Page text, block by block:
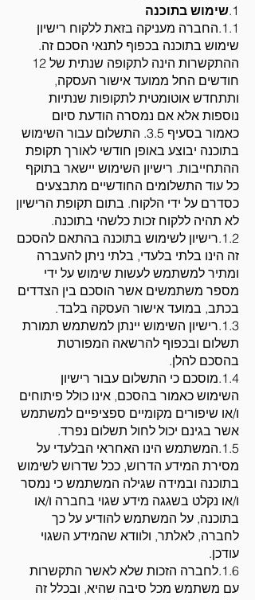
1. שימוש בתוכנה
1.1.החברה מעניקה בזאת ללקוח רישיון
שימוש בתוכנה בכפוף לתנאי הסכם זה.
ההתקשרות הינה לתקופה שנתית של 12
חודשים החל ממועד אישור העסקה,
ותתחדש אוטומטית לתקופות שנתיות
נוספות אלא אם נמסרה הודעת סיום
כאמור בסעיף 3.5. התשלום עבור השימוש
בתוכנה יבוצע באופן חודשי לאורך תקופת
ההתחייבות. רישיון השימוש יישאר בתוקף
כל עוד התשלומים החודשיים מתבצעים
כסדרם על ידי הלקוח. בתום תקופת הרישיון
לא תהיה ללקוח זכות כלשהי בתוכנה.
1.2.רישיון לשימוש בתוכנה בהתאם להסכם
זה הינו בלתי בלעדי, בלתי ניתן להעברה
ומתיר למשתמש לעשות שימוש על ידי
מספר משתמשים אשר הוסכם בין הצדדים
בכתב, במועד אישור העסקה בלבד.
1.3.רישיון השימוש יינתן למשתמש תמורת
תשלום ובכפוף להרשאה המפורטת
בהסכם להלן.
1.4.מוסכם כי התשלום עבור רישיון
השימוש כאמור בהסכם, אינו כולל פיתוחים
ו/או שיפורים מקומיים ספציפיים למשתמש
אשר בגינם יכול לחול תשלום נפרד.
1.5.המשתמש הינו האחראי הבלעדי על
מסירת המידע הדרוש, ככל שדרוש לשימוש
בתוכנה ובמידה שגילה המשתמש כי נמסר
ו/או נקלט בשגגה מידע שגוי בחברה ו/או
בתוכנה, על המשתמש להודיע על כך
לחברה, לאלתר, ולוודא שהמידע השגוי
עודכן.
1.6.לחברה הזכות שלא לאשר התקשרות
עם משתמש מכל סיבה שהיא, ובכלל זה